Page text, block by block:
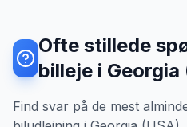
Ofte stillede
billeje i Georgia
Find svar på de mest